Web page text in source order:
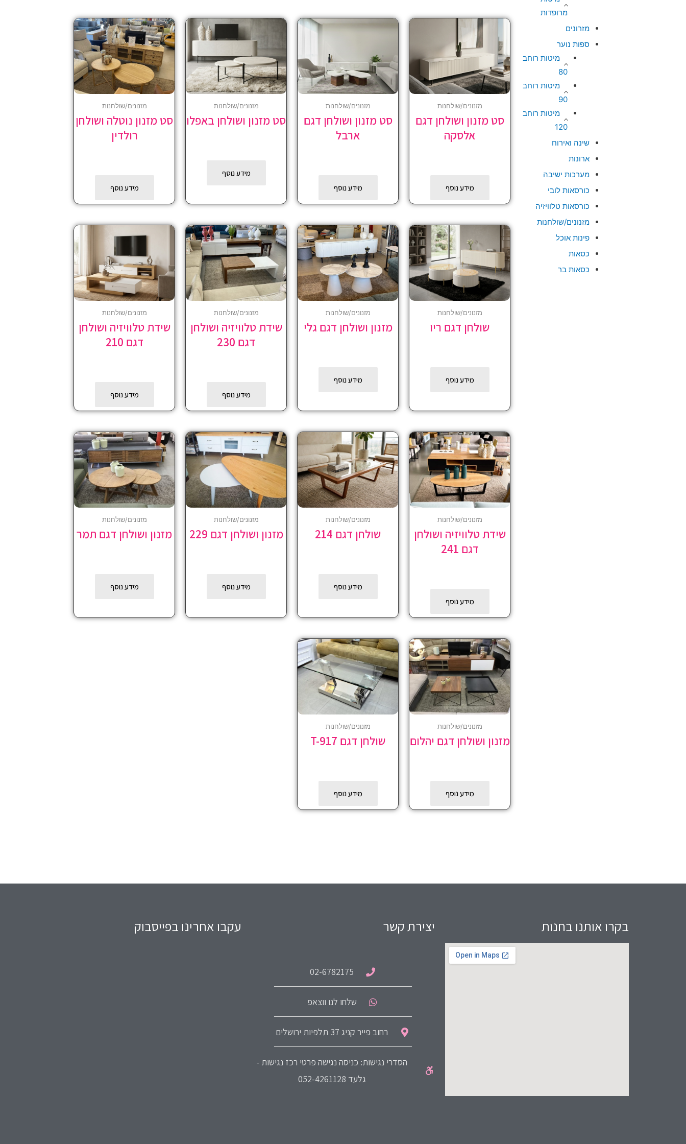
מרופדות
מזרונים
ספות נוער
מיטות רוחב
80
מיטות רוחב
90
מיטות רוחב
120
שינה ואירוח
ארונות
מערכות ישיבה
כורסאות לובי
כורסאות טלוויזיה
מזנונים/שולחנות
פינות אוכל
כסאות
כסאות בר
מזנונים/שולחנות
סט מזנון ושולחן דגם
אלסקה
מידע נוסף
מזנונים/שולחנות
סט מזנון ושולחן דגם
ארבל
מידע נוסף
מזנונים/שולחנות
סט מזנון ושולחן באפלו
מידע נוסף
מזנונים/שולחנות
סט מזנון נוטלה ושולחן
רולדין
מידע נוסף
מזנונים/שולחנות
שולחן דגם ריו
מידע נוסף
מזנונים/שולחנות
מזנון ושולחן דגם גלי
מידע נוסף
מזנונים/שולחנות
שידת טלוויזיה ושולחן
דגם 230
מידע נוסף
מזנונים/שולחנות
שידת טלוויזיה ושולחן
דגם 210
מידע נוסף
מזנונים/שולחנות
שידת טלוויזיה ושולחן
דגם 241
מידע נוסף
מזנונים/שולחנות
שולחן דגם 214
מידע נוסף
מזנונים/שולחנות
מזנון ושולחן דגם 229
מידע נוסף
מזנונים/שולחנות
מזנון ושולחן דגם תמר
מידע נוסף
מזנונים/שולחנות
מזנון ושולחן דגם יהלום
מידע נוסף
מזנונים/שולחנות
שולחן דגם T-917
מידע נוסף
בקרו אותנו בחנות יצירת קשר
02-6782175
שלחו לנו ווצאפ
רחוב פייר קניג 37 תלפיות ירושלים
הסדרי נגישות: כניסה נגישה פרטי רכז נגישות -
גלעד 052-4261128
עקבו אחרינו בפייסבוק